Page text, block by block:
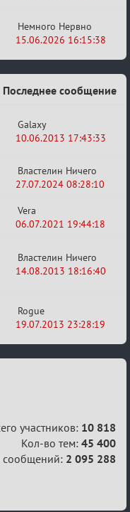
Немного Нервно
15.06.2026 16:15:38
Последнее сообщение
Galaxy
10.06.2013 17:43:33
Властелин Ничего
27.07.2024 08:28:10
Vera
06.07.2021 19:44:18
Властелин Ничего
14.08.2013 18:16:40
Rogue
19.07.2013 23:28:19
участников: 10 818
Кол-во тем: 45 400
сообщений: 2 095 288